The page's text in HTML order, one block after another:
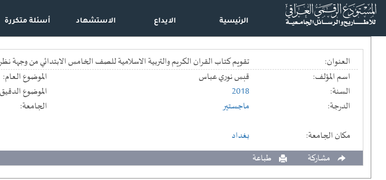
الرئيسية الايداع الاستشهاد أسئلة متكررة
العنوان:
تقويم كتاب القران الكريم والتربية الاسلامية للصف الخامس الابتدائي من وجهة نظر
اسم المؤلف:
قبس نوري عباس الموضوع العام:
السنة:
2018 الموضوع
الدرجة:
ماجستير الجامعة:
مكان الجامعة:
بغداد
مشاركة
طباعة